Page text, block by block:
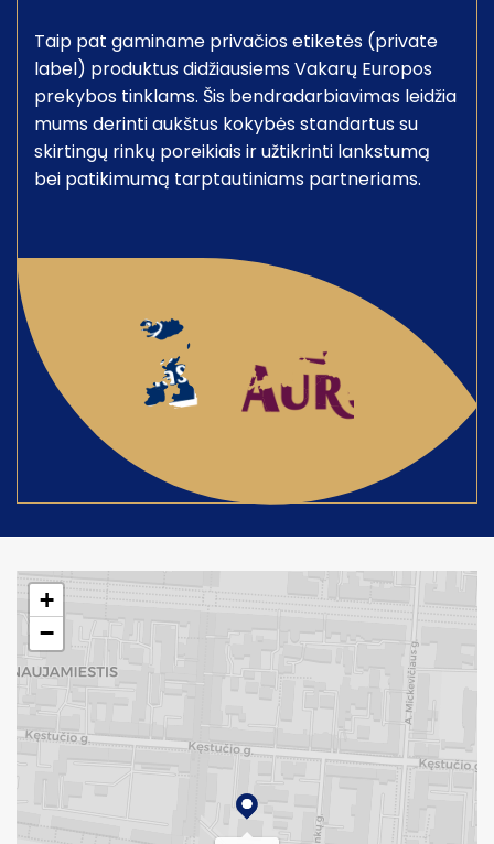
Taip pat gaminame privačios etiketės (private
label) produktus didžiausiems Vakarų Europos
prekybos tinklams. Šis bendradarbiavimas leidžia
mums derinti aukštus kokybės standartus su
skirtingų rinkų poreikiais ir užtikrinti lankstumą
bei patikimumą tarptautiniams partneriams.
+
−